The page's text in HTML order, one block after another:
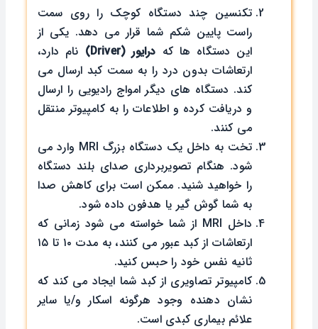
تکنسین چند دستگاه کوچک را روی سمت
راست پایین شکم شما قرار می دهد. یکی از
این دستگاه ها که درایور(Driver)
نام دارد،
ارتعاشات بدون درد را به سمت کبد ارسال می
کند. دستگاه های دیگر امواج رادیویی را ارسال
و دریافت کرده و اطلاعات را به کامپیوتر منتقل
می کنند.
تخت به داخل یک دستگاه بزرگ MRI وارد می
شود. هنگام تصویربرداری صدای بلند دستگاه
را خواهید شنید. ممکن است برای کاهش صدا
به شما گوش گیر یا هدفون داده شود.
داخل MRI از شما خواسته می شود زمانی که
ارتعاشات از کبد عبور می کنند، به مدت ۱۰ تا ۱۵
ثانیه نفس خود را حبس کنید.
کامپیوتر تصاویری از کبد شما ایجاد می کند که
نشان دهنده وجود هرگونه اسکار و/یا سایر
علائم بیماری کبدی است.